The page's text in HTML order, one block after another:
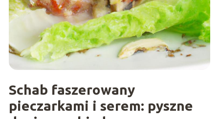
Schab faszerowany
pieczarkami i serem: pyszne